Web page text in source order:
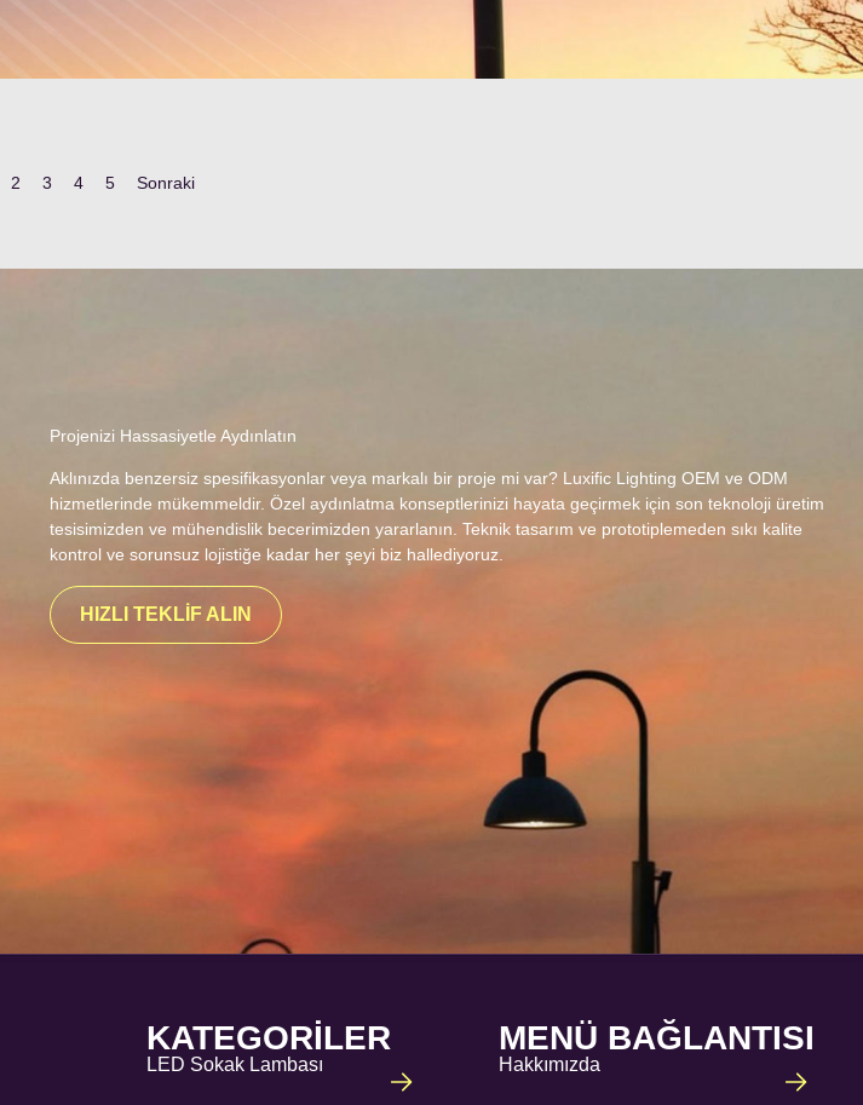
2 3 4 5 Sonraki
Projenizi Hassasiyetle Aydınlatın
Aklınızda benzersiz spesifikasyonlar veya markalı bir proje mi var? Luxiﬁc Lighting OEM ve ODM
hizmetlerinde mükemmeldir. Özel aydınlatma konseptlerinizi hayata geçirmek için son teknoloji üretim
tesisimizden ve mühendislik becerimizden yararlanın. Teknik tasarım ve prototiplemeden sıkı kalite
kontrol ve sorunsuz lojistiğe kadar her şeyi biz hallediyoruz.
HIZLI TEKLIF ALIN
KATEGORILER
LED Sokak Lambası
MENÜ BAĞLANTISI
Hakkımızda